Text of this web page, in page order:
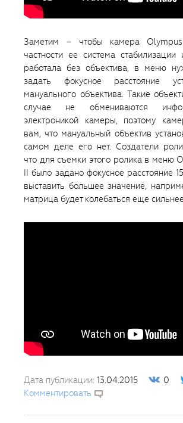
Заметим – чтобы камера
частности ее система стабилизации
работала без объектива, в меню
задать фокусное расстояние
мануального объектива. Такие
случае не обмениваются
электроникой камеры, поэтому
вам, что мануальный объектив
самом деле его нет. Создатели
что для съемки этого ролика в меню
II было задано фокусное расстояние
выставить большее значение,
матрица будет колебаться еще
Дата публикации: 13.04.2015 0
Комментировать